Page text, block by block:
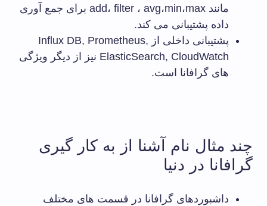
مانند add، filter ، avg،min،max برای جمع آوری
داده پشتیبانی می کند.
پشتیبانی داخلی از Influx DB, Prometheus,
ElasticSearch, CloudWatch نیز از دیگر ویژگی
های گرافانا است.
چند مثال نام آشنا از به کار گیری
گرافانا در دنیا
داشبوردهای گرافانا در قسمت های مختلف